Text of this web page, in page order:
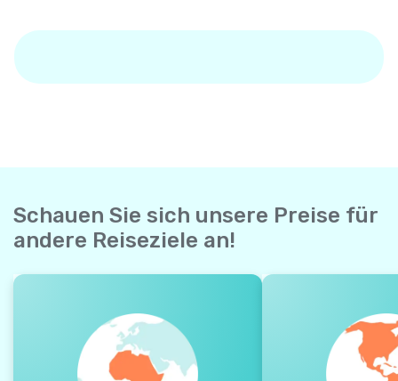
Schauen Sie sich unsere Preise für
andere Reiseziele an!